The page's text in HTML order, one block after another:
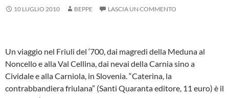
10 LUGLIO 2010 BEPPE LASCIA UN COMMENTO
Un viaggio nel Friuli del ‘700, dai magredi della Meduna al
Noncello e alla Val Cellina, dai nevai della Carnia sino a
Cividale e alla Carniola, in Slovenia. “Caterina, la
contrabbandiera friulana” (Santi Quaranta editore, 11 euro) è il